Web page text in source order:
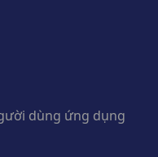
dùng ứng dụng